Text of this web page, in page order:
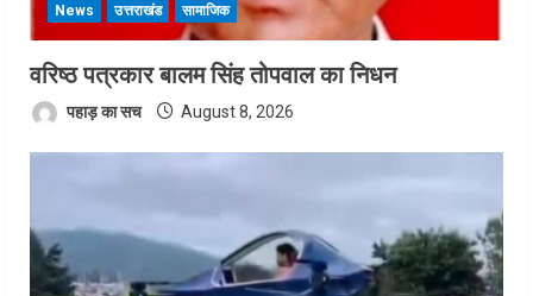
News उत्तराखंड सामाजिक
वरिष्ठ पत्रकार बालम सिंह तोपवाल का निधन
पहाड़ का सच August 8, 2026